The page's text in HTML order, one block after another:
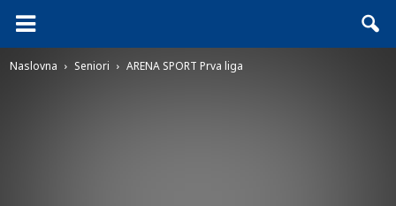
Naslovna Seniori ARENA SPORT Prva liga